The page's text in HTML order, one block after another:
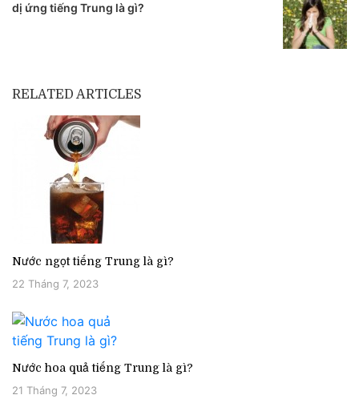
dị ứng tiếng Trung là gì?
RELATED ARTICLES
Nước ngọt tiếng Trung là gì?
22 Tháng 7, 2023
Nước hoa quả tiếng Trung là gì?
21 Tháng 7, 2023